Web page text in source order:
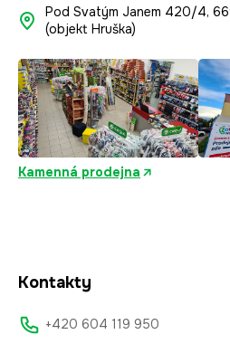
Pod Svatým Janem 420/4,
(objekt Hruška)
Kamenná prodejna
Kontakty
+420 604 119 950